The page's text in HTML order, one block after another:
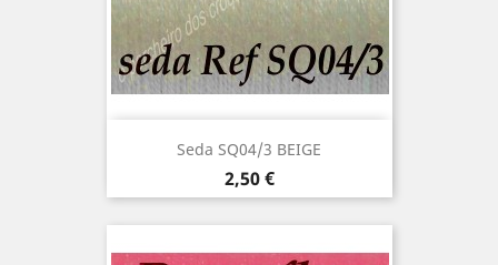
Seda SQ04/3 BEIGE
Precio
2,50 €